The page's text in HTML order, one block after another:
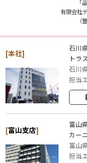
「
有限会社
（
[本社]
石川
トラ
石川
担当
[富山支店]
富山
カー
富山
担当